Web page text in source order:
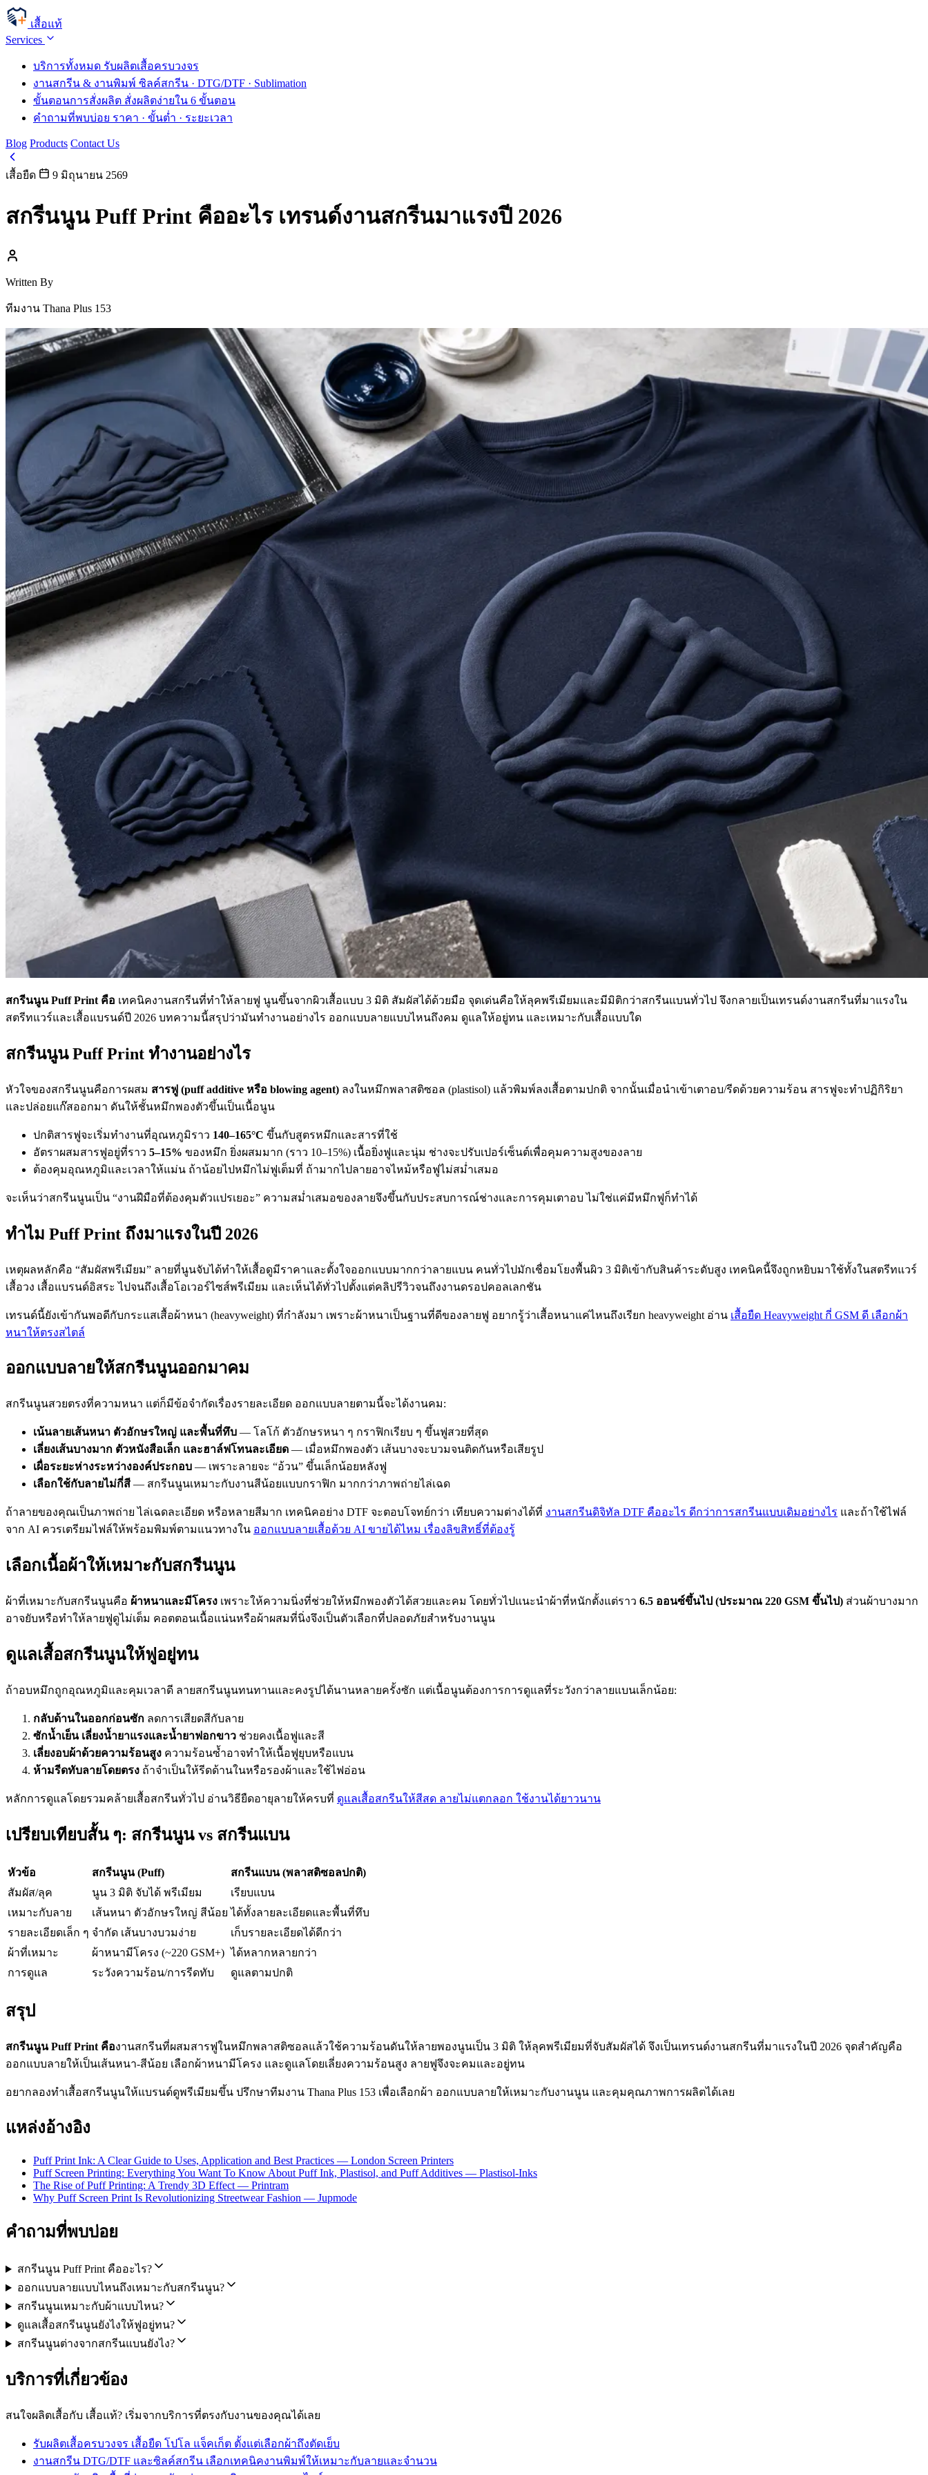
เสื้อแท้
Services
บริการทั้งหมด รับผลิตเสื้อครบวงจร
งานสกรีน & งานพิมพ์ ซิลค์สกรีน · DTG/DTF · Sublimation
ขั้นตอนการสั่งผลิต สั่งผลิตง่ายใน 6 ขั้นตอน
คำถามที่พบบ่อย ราคา · ขั้นต่ำ · ระยะเวลา
Blog Products Contact Us
เสื้อยืด 9 มิถุนายน 2569
สกรีนนูน Puff Print คืออะไร เทรนด์งานสกรีนมาแรงปี 2026
Written By
ทีมงาน Thana Plus 153
สกรีนนูน Puff Print คือ เทคนิคงานสกรีนที่ทำให้ลายฟู นูนขึ้นจากผิวเสื้อแบบ 3 มิติ สัมผัสได้ด้วยมือ จุดเด่นคือให้ลุคพรีเมียมและมีมิติกว่าสกรีนแบนทั่วไป จึงกลายเป็นเทรนด์งานสกรีนที่มาแรงใน
สตรีทแวร์และเสื้อแบรนด์ปี 2026 บทความนี้สรุปว่ามันทำงานอย่างไร ออกแบบลายแบบไหนถึงคม ดูแลให้อยู่ทน และเหมาะกับเสื้อแบบใด
สกรีนนูน Puff Print ทำงานอย่างไร
หัวใจของสกรีนนูนคือการผสม สารฟู (puff additive หรือ blowing agent) ลงในหมึกพลาสติซอล (plastisol) แล้วพิมพ์ลงเสื้อตามปกติ จากนั้นเมื่อนำเข้าเตาอบ/รีดด้วยความร้อน สารฟูจะทำปฏิกิริยา
และปล่อยแก๊สออกมา ดันให้ชั้นหมึกพองตัวขึ้นเป็นเนื้อนูน
ปกติสารฟูจะเริ่มทำงานที่อุณหภูมิราว 140–165°C ขึ้นกับสูตรหมึกและสารที่ใช้
อัตราผสมสารฟูอยู่ที่ราว 5–15% ของหมึก ยิ่งผสมมาก (ราว 10–15%) เนื้อยิ่งฟูและนุ่ม ช่างจะปรับเปอร์เซ็นต์เพื่อคุมความสูงของลาย
ต้องคุมอุณหภูมิและเวลาให้แม่น ถ้าน้อยไปหมึกไม่ฟูเต็มที่ ถ้ามากไปลายอาจไหม้หรือฟูไม่สม่ำเสมอ
จะเห็นว่าสกรีนนูนเป็น “งานฝีมือที่ต้องคุมตัวแปรเยอะ” ความสม่ำเสมอของลายจึงขึ้นกับประสบการณ์ช่างและการคุมเตาอบ ไม่ใช่แค่มีหมึกฟูก็ทำได้
ทำไม Puff Print ถึงมาแรงในปี 2026
เหตุผลหลักคือ “สัมผัสพรีเมียม” ลายที่นูนจับได้ทำให้เสื้อดูมีราคาและตั้งใจออกแบบมากกว่าลายแบน คนทั่วไปมักเชื่อมโยงพื้นผิว 3 มิติเข้ากับสินค้าระดับสูง เทคนิคนี้จึงถูกหยิบมาใช้ทั้งในสตรีทแวร์
เสื้อวง เสื้อแบรนด์อิสระ ไปจนถึงเสื้อโอเวอร์ไซส์พรีเมียม และเห็นได้ทั่วไปตั้งแต่คลิปรีวิวจนถึงงานดรอปคอลเลกชัน
เทรนด์นี้ยังเข้ากันพอดีกับกระแสเสื้อผ้าหนา (heavyweight) ที่กำลังมา เพราะผ้าหนาเป็นฐานที่ดีของลายฟู อยากรู้ว่าเสื้อหนาแค่ไหนถึงเรียก heavyweight อ่าน เสื้อยืด Heavyweight กี่ GSM ดี เลือกผ้า
หนาให้ตรงสไตล์
ออกแบบลายให้สกรีนนูนออกมาคม
สกรีนนูนสวยตรงที่ความหนา แต่ก็มีข้อจำกัดเรื่องรายละเอียด ออกแบบลายตามนี้จะได้งานคม:
เน้นลายเส้นหนา ตัวอักษรใหญ่ และพื้นที่ทึบ — โลโก้ ตัวอักษรหนา ๆ กราฟิกเรียบ ๆ ขึ้นฟูสวยที่สุด
เลี่ยงเส้นบางมาก ตัวหนังสือเล็ก และฮาล์ฟโทนละเอียด — เมื่อหมึกพองตัว เส้นบางจะบวมจนติดกันหรือเสียรูป
เผื่อระยะห่างระหว่างองค์ประกอบ — เพราะลายจะ “อ้วน” ขึ้นเล็กน้อยหลังฟู
เลือกใช้กับลายไม่กี่สี — สกรีนนูนเหมาะกับงานสีน้อยแบบกราฟิก มากกว่าภาพถ่ายไล่เฉด
ถ้าลายของคุณเป็นภาพถ่าย ไล่เฉดละเอียด หรือหลายสีมาก เทคนิคอย่าง DTF จะตอบโจทย์กว่า เทียบความต่างได้ที่ งานสกรีนดิจิทัล DTF คืออะไร ดีกว่าการสกรีนแบบเดิมอย่างไร และถ้าใช้ไฟล์
จาก AI ควรเตรียมไฟล์ให้พร้อมพิมพ์ตามแนวทางใน ออกแบบลายเสื้อด้วย AI ขายได้ไหม เรื่องลิขสิทธิ์ที่ต้องรู้
เลือกเนื้อผ้าให้เหมาะกับสกรีนนูน
ผ้าที่เหมาะกับสกรีนนูนคือ ผ้าหนาและมีโครง เพราะให้ความนิ่งที่ช่วยให้หมึกพองตัวได้สวยและคม โดยทั่วไปแนะนำผ้าที่หนักตั้งแต่ราว 6.5 ออนซ์ขึ้นไป (ประมาณ 220 GSM ขึ้นไป) ส่วนผ้าบางมาก
อาจยับหรือทำให้ลายฟูดูไม่เต็ม คอตตอนเนื้อแน่นหรือผ้าผสมที่นิ่งจึงเป็นตัวเลือกที่ปลอดภัยสำหรับงานนูน
ดูแลเสื้อสกรีนนูนให้ฟูอยู่ทน
ถ้าอบหมึกถูกอุณหภูมิและคุมเวลาดี ลายสกรีนนูนทนทานและคงรูปได้นานหลายครั้งซัก แต่เนื้อนูนต้องการการดูแลที่ระวังกว่าลายแบนเล็กน้อย:
กลับด้านในออกก่อนซัก ลดการเสียดสีกับลาย
ซักน้ำเย็น เลี่ยงน้ำยาแรงและน้ำยาฟอกขาว ช่วยคงเนื้อฟูและสี
เลี่ยงอบผ้าด้วยความร้อนสูง ความร้อนซ้ำอาจทำให้เนื้อฟูยุบหรือแบน
ห้ามรีดทับลายโดยตรง ถ้าจำเป็นให้รีดด้านในหรือรองผ้าและใช้ไฟอ่อน
หลักการดูแลโดยรวมคล้ายเสื้อสกรีนทั่วไป อ่านวิธียืดอายุลายให้ครบที่ ดูแลเสื้อสกรีนให้สีสด ลายไม่แตกลอก ใช้งานได้ยาวนาน
เปรียบเทียบสั้น ๆ: สกรีนนูน vs สกรีนแบน
หัวข้อ สกรีนนูน (Puff)
สกรีนแบน (พลาสติซอลปกติ)
สัมผัส/ลุค
นูน 3 มิติ จับได้ พรีเมียม
เรียบแบน
เหมาะกับลาย
เส้นหนา ตัวอักษรใหญ่ สีน้อย ได้ทั้งลายละเอียดและพื้นที่ทึบ
รายละเอียดเล็ก ๆ จำกัด เส้นบางบวมง่าย
เก็บรายละเอียดได้ดีกว่า
ผ้าที่เหมาะ
ผ้าหนามีโครง (~220 GSM+) ได้หลากหลายกว่า
การดูแล
ระวังความร้อน/การรีดทับ ดูแลตามปกติ
สรุป
สกรีนนูน Puff Print คืองานสกรีนที่ผสมสารฟูในหมึกพลาสติซอลแล้วใช้ความร้อนดันให้ลายพองนูนเป็น 3 มิติ ให้ลุคพรีเมียมที่จับสัมผัสได้ จึงเป็นเทรนด์งานสกรีนที่มาแรงในปี 2026 จุดสำคัญคือ
ออกแบบลายให้เป็นเส้นหนา-สีน้อย เลือกผ้าหนามีโครง และดูแลโดยเลี่ยงความร้อนสูง ลายฟูจึงจะคมและอยู่ทน
อยากลองทำเสื้อสกรีนนูนให้แบรนด์ดูพรีเมียมขึ้น ปรึกษาทีมงาน Thana Plus 153 เพื่อเลือกผ้า ออกแบบลายให้เหมาะกับงานนูน และคุมคุณภาพการผลิตได้เลย
แหล่งอ้างอิง
Puff Print Ink: A Clear Guide to Uses, Application and Best Practices — London Screen Printers
Puff Screen Printing: Everything You Want To Know About Puff Ink, Plastisol, and Puff Additives — Plastisol-Inks
The Rise of Puff Printing: A Trendy 3D Effect — Printram
Why Puff Screen Print Is Revolutionizing Streetwear Fashion — Jupmode
คำถามที่พบบ่อย
สกรีนนูน Puff Print คืออะไร?
ออกแบบลายแบบไหนถึงเหมาะกับสกรีนนูน?
สกรีนนูนเหมาะกับผ้าแบบไหน?
ดูแลเสื้อสกรีนนูนยังไงให้ฟูอยู่ทน?
สกรีนนูนต่างจากสกรีนแบนยังไง?
บริการที่เกี่ยวข้อง
สนใจผลิตเสื้อกับ เสื้อแท้? เริ่มจากบริการที่ตรงกับงานของคุณได้เลย
รับผลิตเสื้อครบวงจร เสื้อยืด โปโล แจ็คเก็ต ตั้งแต่เลือกผ้าถึงตัดเย็บ
งานสกรีน DTG/DTF และซิลค์สกรีน เลือกเทคนิคงานพิมพ์ให้เหมาะกับลายและจำนวน